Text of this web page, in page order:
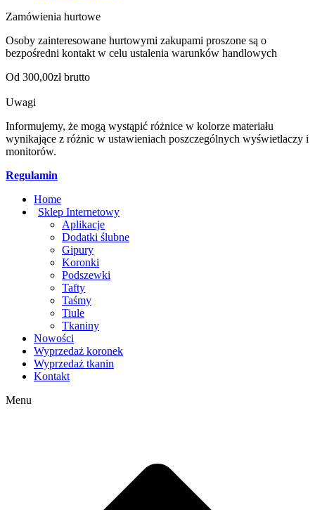
Zamówienia hurtowe
Osoby zainteresowane hurtowymi zakupami proszone są o
bezpośredni kontakt w celu ustalenia warunków handlowych
Od 300,00zł brutto
Uwagi
Informujemy, że mogą wystąpić różnice w kolorze materiału
wynikające z różnic w ustawieniach poszczególnych wyświetlaczy i
monitorów.
Regulamin
Home
Sklep Internetowy
Aplikacje
Dodatki ślubne
Gipury
Koronki
Podszewki
Tafty
Taśmy
Tiule
Tkaniny
Nowości
Wyprzedaż koronek
Wyprzedaż tkanin
Kontakt
Menu